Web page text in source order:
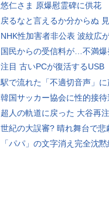
悠仁さま 原爆慰霊碑に供花
戻るなと言えるか分からぬ
NHK性加害者非公表 波紋広
国民からの受信料が…不満爆
注目 古いPCが復活するUSB
駅で流れた「不適切音声」に
韓国サッカー協会に性的接待
超人の軌道に戻った 大谷再
世紀の大誤審? 晴れ舞台で悲
「パパ」の文字消え完全沈黙